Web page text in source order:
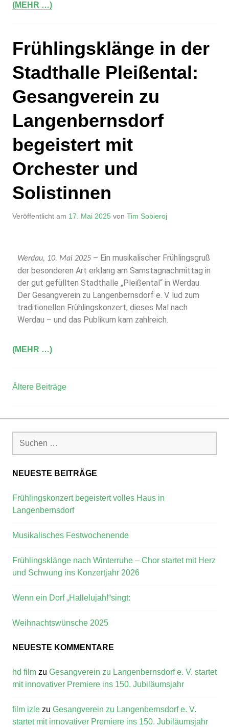
(MEHR …)
Frühlingsklänge in der
Stadthalle Pleißental:
Gesangverein zu
Langenbernsdorf
begeistert mit
Orchester und
Solistinnen
Veröffentlicht am 17. Mai 2025 von Tim Sobieroj
Werdau, 10. Mai 2025 – Ein musikalischer Frühlingsgruß
der besonderen Art erklang am Samstagnachmittag in
der gut gefüllten Stadthalle „Pleißental“ in Werdau.
Der Gesangverein zu Langenbernsdorf e. V. lud zum
traditionellen Frühlingskonzert, dieses Mal nach
Werdau – und das Publikum kam zahlreich.
(MEHR …)
Ältere Beiträge
NEUESTE BEITRÄGE
Frühlingskonzert begeistert volles Haus in
Langenbernsdorf
Musikalisches Festwochenende
Frühlingsklänge nach Winterruhe – Chor startet mit Herz
und Schwung ins Konzertjahr 2026
Wenn ein Dorf „Hallelujah!“singt:
Weihnachtswünsche 2025
NEUESTE KOMMENTARE
hd film zu Gesangverein zu Langenbernsdorf e. V. startet
mit innovativer Premiere ins 150. Jubiläumsjahr
film izle zu Gesangverein zu Langenbernsdorf e. V.
startet mit innovativer Premiere ins 150. Jubiläumsjahr